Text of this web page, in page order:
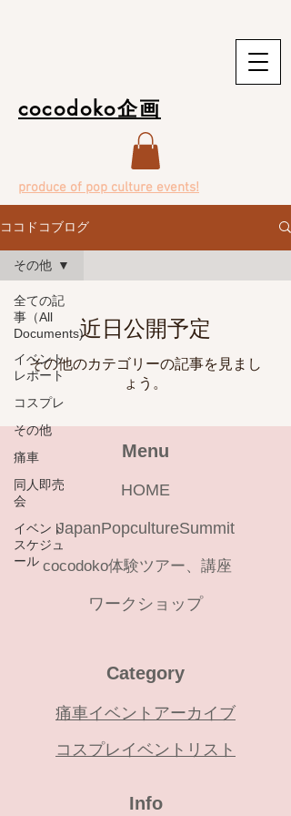
cocodoko企画
produce of pop culture events!
ココドコブログ
全ての記
事（All
Documents)
イベント
レポート
コスプレ
その他
痛車
同人即売
会
イベント
スケジュ
ール
その他
近日公開予定
その他のカテゴリーの記事を見まし
ょう。
Menu
HOME
JapanPopcultureSummit
cocodoko体験ツアー、講座
ワークショップ
Category
痛車イベントアーカイブ
コスプレイベントリスト
​Info